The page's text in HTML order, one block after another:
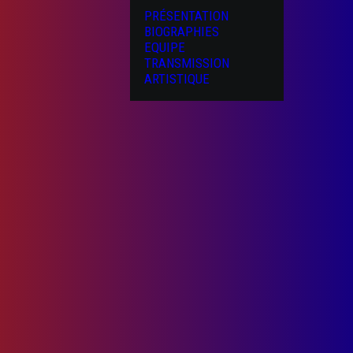
PRÉSENTATION
BIOGRAPHIES
EQUIPE
TRANSMISSION
ARTISTIQUE